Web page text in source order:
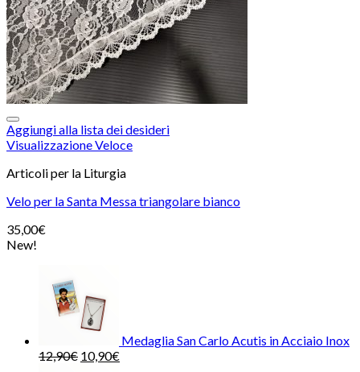
Aggiungi alla lista dei desideri
Visualizzazione Veloce
Articoli per la Liturgia
Velo per la Santa Messa triangolare bianco
35,00€
New!
Medaglia San Carlo Acutis in Acciaio Inox
12,90€ 10,90€